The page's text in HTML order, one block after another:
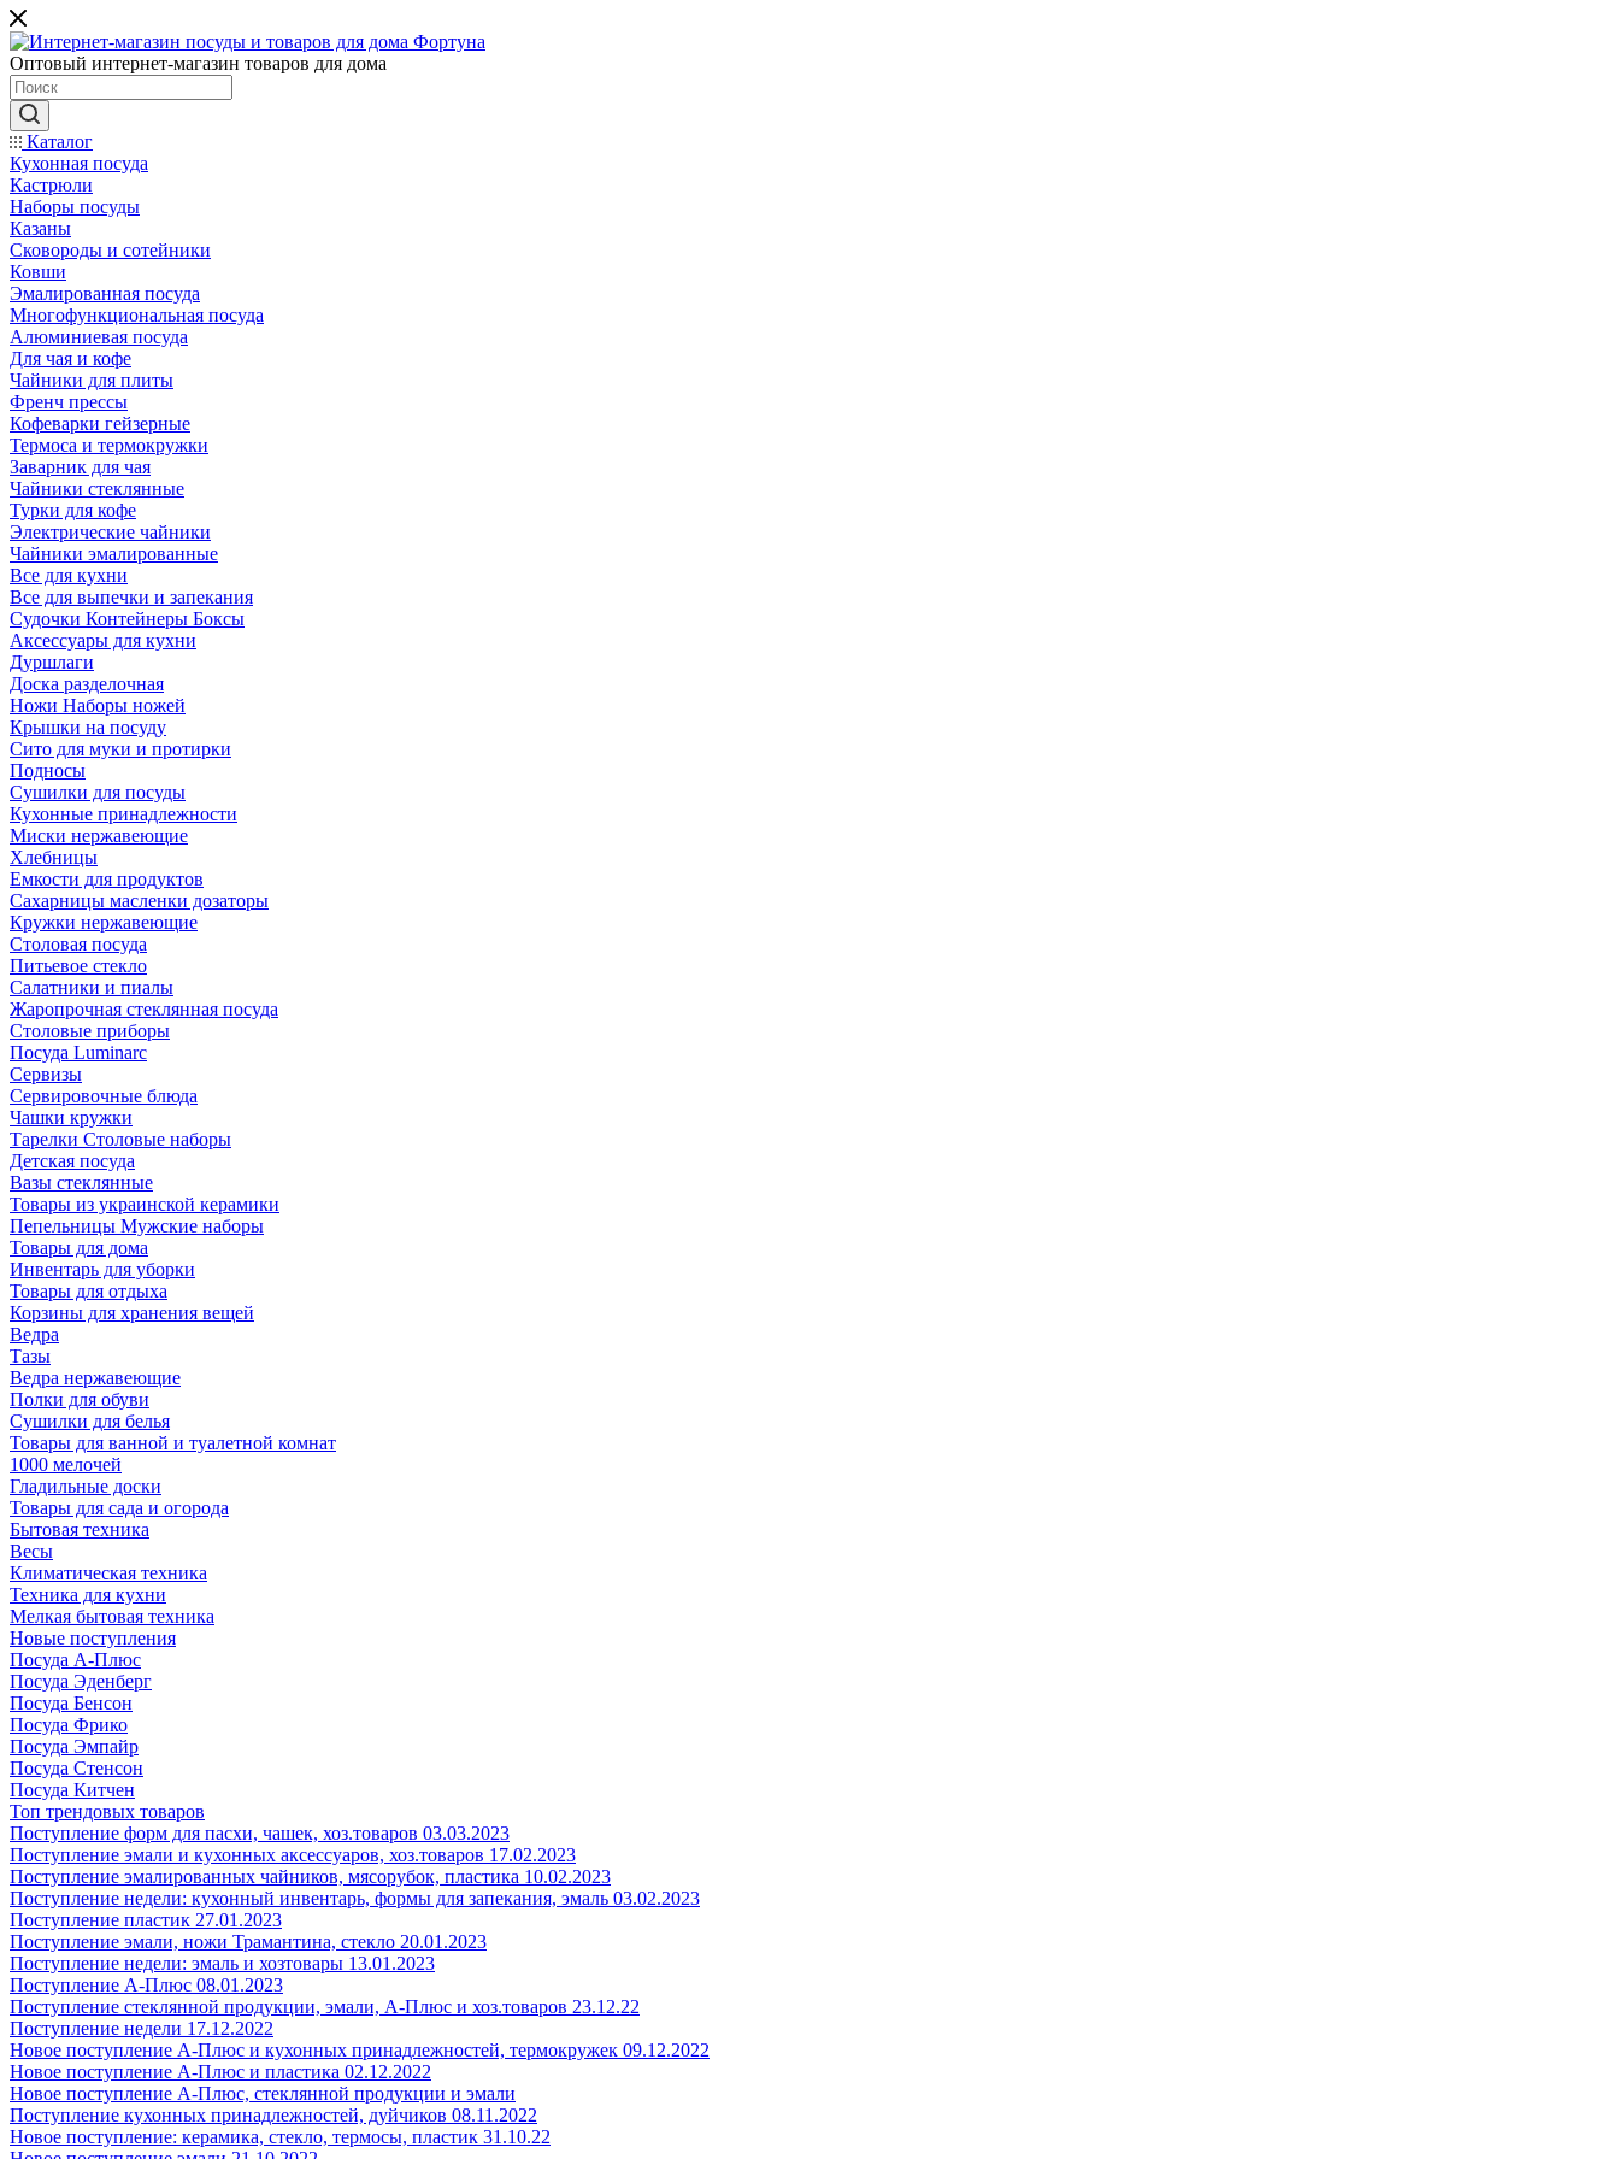
Оптовый интернет-магазин товаров для дома
Каталог
Кухонная посуда
Кастрюли
Наборы посуды
Казаны
Сковороды и сотейники
Ковши
Эмалированная посуда
Многофункциональная посуда
Алюминиевая посуда
Для чая и кофе
Чайники для плиты
Френч прессы
Кофеварки гейзерные
Термоса и термокружки
Заварник для чая
Чайники стеклянные
Турки для кофе
Электрические чайники
Чайники эмалированные
Все для кухни
Все для выпечки и запекания
Судочки Контейнеры Боксы
Аксессуары для кухни
Дуршлаги
Доска разделочная
Ножи Наборы ножей
Крышки на посуду
Сито для муки и протирки
Подносы
Сушилки для посуды
Кухонные принадлежности
Миски нержавеющие
Хлебницы
Емкости для продуктов
Сахарницы масленки дозаторы
Кружки нержавеющие
Столовая посуда
Питьевое стекло
Салатники и пиалы
Жаропрочная стеклянная посуда
Столовые приборы
Посуда Luminarс
Сервизы
Сервировочные блюда
Чашки кружки
Тарелки Столовые наборы
Детская посуда
Вазы стеклянные
Товары из украинской керамики
Пепельницы Мужские наборы
Товары для дома
Инвентарь для уборки
Товары для отдыха
Корзины для хранения вещей
Ведра
Тазы
Ведра нержавеющие
Полки для обуви
Сушилки для белья
Товары для ванной и туалетной комнат
1000 мелочей
Гладильные доски
Товары для сада и огорода
Бытовая техника
Весы
Климатическая техника
Техника для кухни
Мелкая бытовая техника
Новые поступления
Посуда А-Плюс
Посуда Эденберг
Посуда Бенсон
Посуда Фрико
Посуда Эмпайр
Посуда Стенсон
Посуда Китчен
Топ трендовых товаров
Поступление форм для пасхи, чашек, хоз.товаров 03.03.2023
Поступление эмали и кухонных аксессуаров, хоз.товаров 17.02.2023
Поступление эмалированных чайников, мясорубок, пластика 10.02.2023
Поступление недели: кухонный инвентарь, формы для запекания, эмаль 03.02.2023
Поступление пластик 27.01.2023
Поступление эмали, ножи Трамантина, стекло 20.01.2023
Поступление недели: эмаль и хозтовары 13.01.2023
Поступление А-Плюс 08.01.2023
Поступление стеклянной продукции, эмали, А-Плюс и хоз.товаров 23.12.22
Поступление недели 17.12.2022
Новое поступление А-Плюс и кухонных принадлежностей, термокружек 09.12.2022
Новое поступление А-Плюс и пластика 02.12.2022
Новое поступление А-Плюс, стеклянной продукции и эмали
Поступление кухонных принадлежностей, дуйчиков 08.11.2022
Новое поступление: керамика, стекло, термосы, пластик 31.10.22